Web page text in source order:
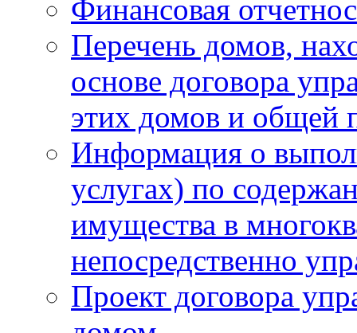
Финансовая
Перечень домов,
основе договора
этих домов и
Информация о
услугах) по
имущества в
непосредственно
Проект договора